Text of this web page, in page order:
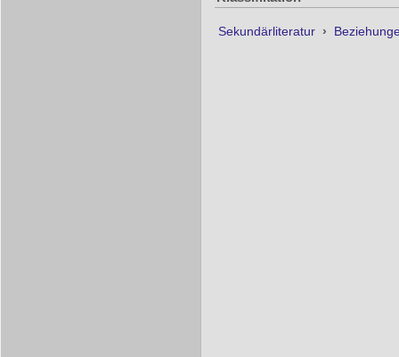
Sekundärliteratur ›